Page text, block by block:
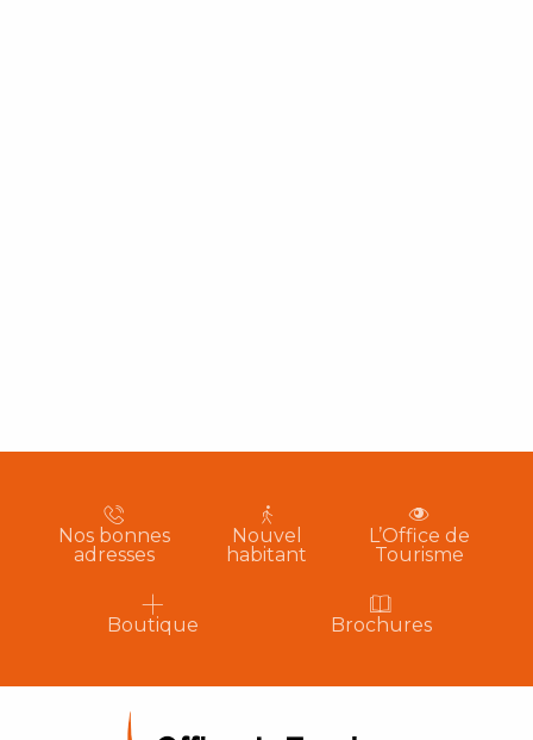
Nos bonnes
adresses
Nouvel
habitant
L’Office de
Tourisme
Boutique Brochures